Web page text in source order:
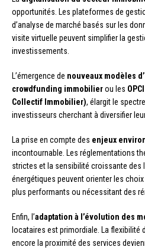
opportunités. Les plateformes de
d’analyse de marché basés sur les
visite virtuelle peuvent simplifier la
investissements.
L’émergence de nouveaux modèles
crowdfunding immobilierou les
Collectif Immobilier), élargit le
investisseurs cherchant à diversifier
La prise en compte des enjeux
incontournable. Les réglementations
strictes et la sensibilité croissante des
énergétiques peuvent orienter les
plus performants ou nécessitant des
Enfin, l’adaptation à l’évolution des
locataires est primordiale. La flexibilité
encore la proximité des services